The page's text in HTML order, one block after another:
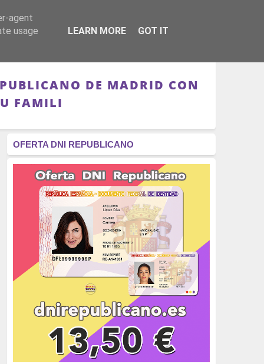
RÉGIMEN - MONARQUÍA
DE MADRID CON
FAMILI
OFERTA DNI REPUBLICANO
agent
usage
LEARN MORE GOT IT